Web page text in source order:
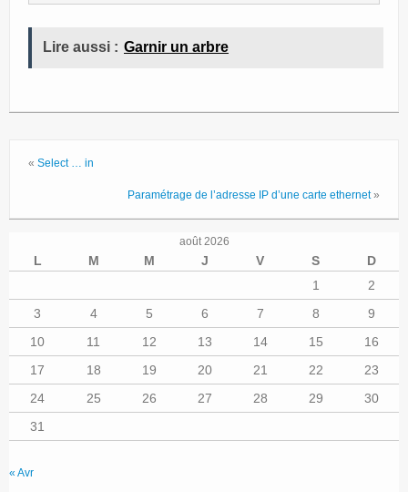
Lire aussi : Garnir un arbre
« Select … in
Paramétrage de l’adresse IP d’une carte ethernet»
août 2026
L M M J V S
D
1
2
3
4 5 6 7 8
9
10
11 12 13 14 15
16
17
18 19 20 21 22
23
24
25 26 27 28 29
30
31
« Avr